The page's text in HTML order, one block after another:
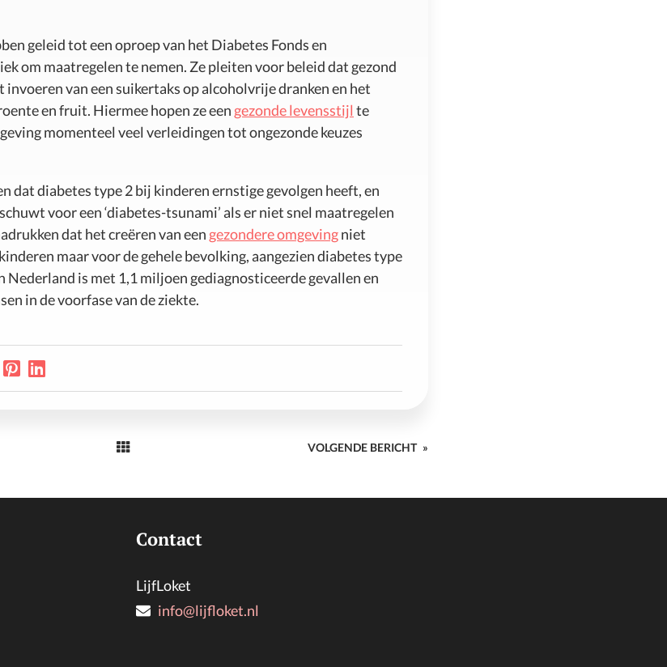
geleid tot een oproep van het Diabetes Fonds en
om maatregelen te nemen. Ze pleiten voor beleid dat gezond
invoeren van een suikertaks op alcoholvrije dranken en het
en fruit. Hiermee hopen ze een gezonde levensstijl te
momenteel veel verleidingen tot ongezonde keuzes
dat diabetes type 2 bij kinderen ernstige gevolgen heeft, en
voor een ‘diabetes-tsunami’ als er niet snel maatregelen
dat het creëren van een gezondere omgevingniet
maar voor de gehele bevolking, aangezien diabetes type
Nederland is met 1,1 miljoen gediagnosticeerde gevallen en
in de voorfase van de ziekte.
VOLGENDE BERICHT »
Contact
LijfLoket
info@lijfloket.nl